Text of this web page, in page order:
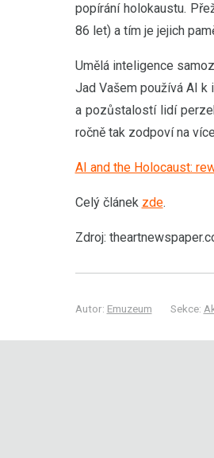
popírání holokaustu.
86 let) a tím je jejich
Umělá inteligence
Jad Vašem používá AI
a pozůstalostí lidí
ročně tak zodpoví na
AI and the Holocaust:
Celý článek zde.
Zdroj:
Autor: Emuzeum Sekce: